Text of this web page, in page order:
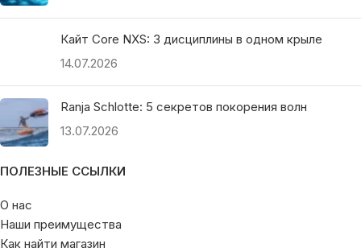
Кайт Core NXS: 3 дисциплины в одном крыле
14.07.2026
Ranja Schlotte: 5 секретов покорения волн
13.07.2026
ПОЛЕЗНЫЕ ССЫЛКИ
О нас
Наши преимущества
Как найти магазин